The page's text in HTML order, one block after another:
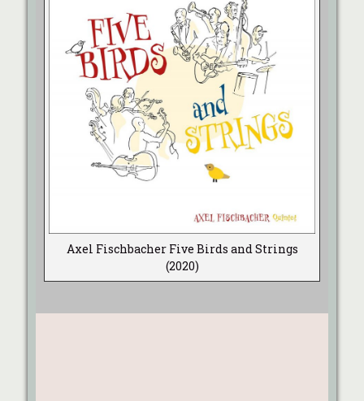
Axel Fischbacher Five Birds and Strings
(2020)